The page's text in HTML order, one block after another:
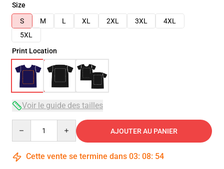
Size
S
M L XL 2XL 3XL
4XL
5XL
Print Location
Voir le guide des tailles
AJOUTER AU PANIER
Cette vente se termine dans 03: 08: 54